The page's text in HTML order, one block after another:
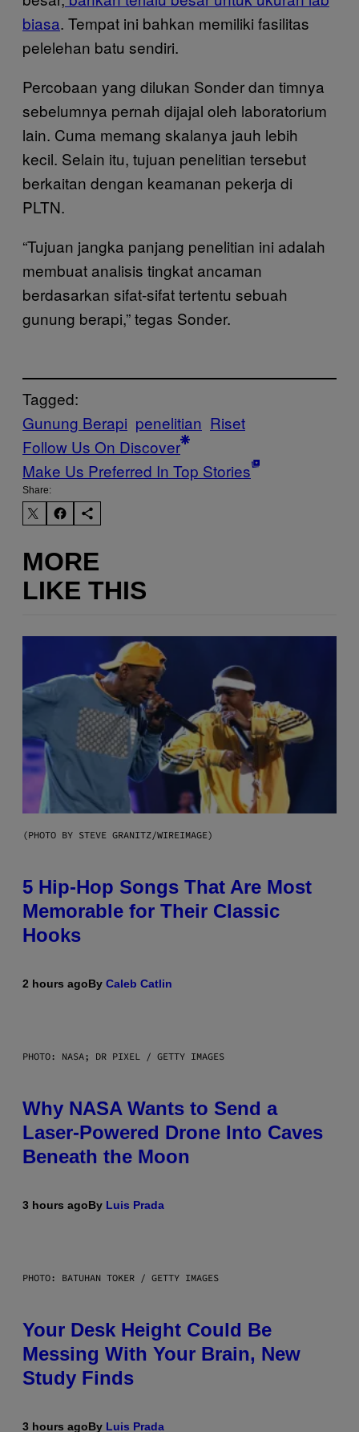
biasa. Tempat ini bahkan memiliki fasilitas
pelelehan batu sendiri.
Percobaan yang dilukan Sonder dan timnya
sebelumnya pernah dijajal oleh laboratorium
lain. Cuma memang skalanya jauh lebih
kecil. Selain itu, tujuan penelitian tersebut
berkaitan dengan keamanan pekerja di
PLTN.
“Tujuan jangka panjang penelitian ini adalah
membuat analisis tingkat ancaman
berdasarkan sifat-sifat tertentu sebuah
gunung berapi,” tegas Sonder.
Tagged:
Gunung Berapi penelitian Riset
Follow Us On Discover
Make Us Preferred In Top Stories
Share:
MORE
LIKE THIS
(PHOTO BY STEVE GRANITZ/WIREIMAGE)
5 Hip-Hop Songs That Are Most
Memorable for Their Classic
Hooks
2 hours agoBy Caleb Catlin
PHOTO: NASA; DR PIXEL / GETTY IMAGES
Why NASA Wants to Send a
Laser-Powered Drone Into Caves
Beneath the Moon
3 hours agoBy Luis Prada
PHOTO: BATUHAN TOKER / GETTY IMAGES
Your Desk Height Could Be
Messing With Your Brain, New
Study Finds
3 hours agoBy Luis Prada